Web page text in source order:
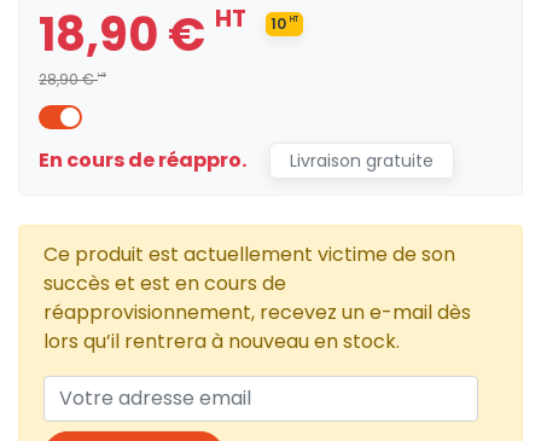
18,90 € HT
28,90 €HT
10 HT
En cours de réappro. Livraison gratuite
Ce produit est actuellement victime de son
succès et est en cours de
réapprovisionnement, recevez un e-mail dès
lors qu’il rentrera à nouveau en stock.